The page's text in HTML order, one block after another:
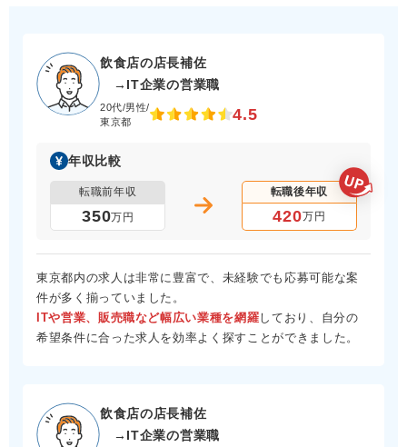
飲食店の店長補佐
→IT企業の営業職
20代/男性/
東京都
4.5
年収比較
転職前年収
350万円
転職後年収
420万円
東京都内の求人は非常に豊富で、未経験でも応募可能な案
件が多く揃っていました。
ITや営業、販売職など幅広い業種を網羅しており、自分の
希望条件に合った求人を効率よく探すことができました。
飲食店の店長補佐
→IT企業の営業職